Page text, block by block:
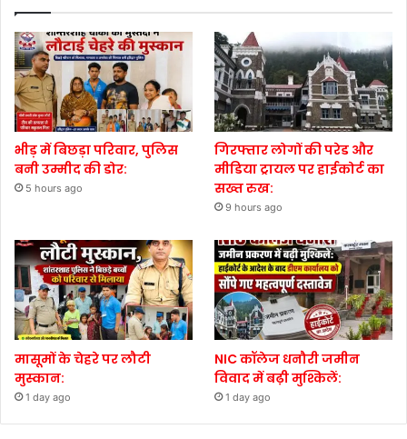
भीड़ में बिछड़ा परिवार, पुलिस
बनी उम्मीद की डोर:
5 hours ago
गिरफ्तार लोगों की परेड और
मीडिया ट्रायल पर हाईकोर्ट का
सख्त रुख:
9 hours ago
मासूमों के चेहरे पर लौटी
मुस्कान:
1 day ago
NIC कॉलेज धनौरी जमीन
विवाद में बढ़ी मुश्किलें:
1 day ago